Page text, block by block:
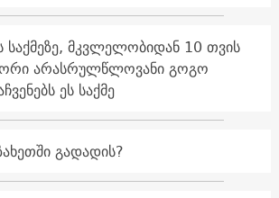
საქმეზე, მკვლელობიდან 10 თვის
ორი არასრულწლოვანი გოგო
ეს საქმე
გადადის?